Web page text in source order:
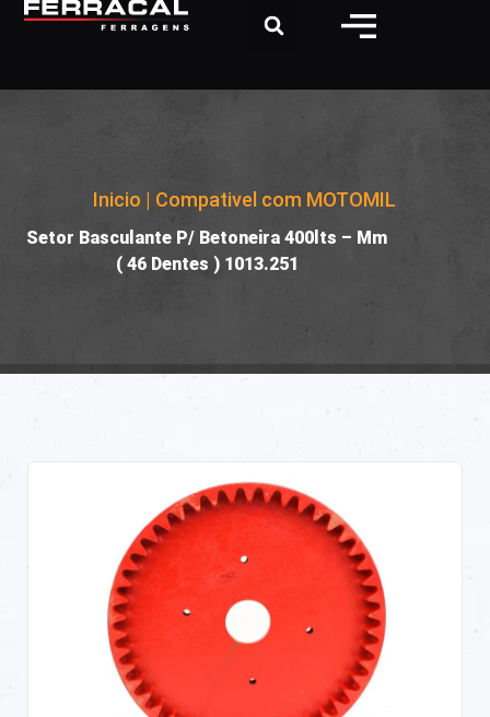
Inicio | Compativel com MOTOMIL
Setor Basculante P/ Betoneira 400lts – Mm
( 46 Dentes ) 1013.251